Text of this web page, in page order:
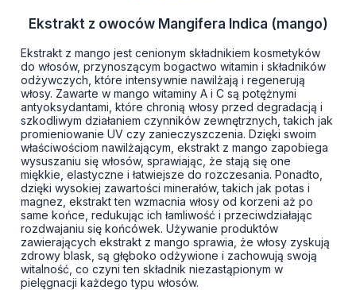
Ekstrakt z owoców Mangifera Indica (mango)
Ekstrakt z mango jest cenionym składnikiem kosmetyków
do włosów, przynoszącym bogactwo witamin i składników
odżywczych, które intensywnie nawilżają i regenerują
włosy. Zawarte w mango witaminy A i C są potężnymi
antyoksydantami, które chronią włosy przed degradacją i
szkodliwym działaniem czynników zewnętrznych, takich jak
promieniowanie UV czy zanieczyszczenia. Dzięki swoim
właściwościom nawilżającym, ekstrakt z mango zapobiega
wysuszaniu się włosów, sprawiając, że stają się one
miękkie, elastyczne i łatwiejsze do rozczesania. Ponadto,
dzięki wysokiej zawartości minerałów, takich jak potas i
magnez, ekstrakt ten wzmacnia włosy od korzeni aż po
same końce, redukując ich łamliwość i przeciwdziałając
rozdwajaniu się końcówek. Używanie produktów
zawierających ekstrakt z mango sprawia, że włosy zyskują
zdrowy blask, są głęboko odżywione i zachowują swoją
witalność, co czyni ten składnik niezastąpionym w
pielęgnacji każdego typu włosów.